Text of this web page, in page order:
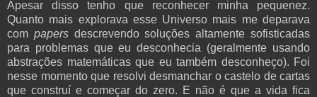
Apesar disso tenho que reconhecer minha pequenez.
Quanto mais explorava esse Universo mais me deparava
com papersdescrevendo soluções altamente sofisticadas
para problemas que eu desconhecia (geralmente usando
abstrações matemáticas que eu também desconheço). Foi
nesse momento que resolvi desmanchar o castelo de cartas
que construí e começar do zero. E não é que a vida fica